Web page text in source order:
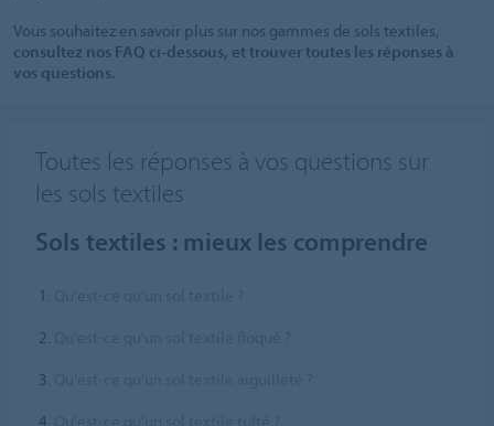
Vous souhaitez en savoir plus sur nos gammes de sols textiles,
consultez nos FAQ ci-dessous, et trouver toutes les réponses à
vos questions.
Toutes les réponses à vos questions sur
les sols textiles
Sols textiles : mieux les comprendre